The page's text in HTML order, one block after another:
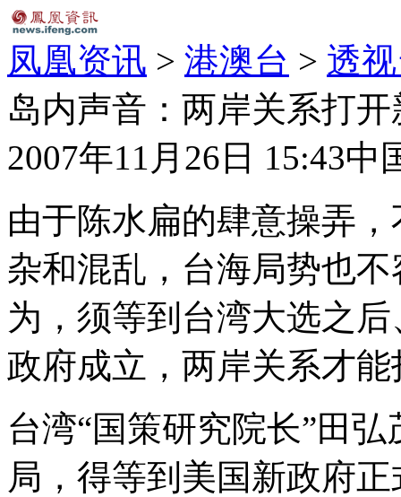
凤凰资讯 > 港澳台 > 透
岛内声音：两岸关系打
2007年11月26日 15:43中
由于陈水扁的肆意操弄
杂和混乱，台海局势也
为，须等到台湾大选之
政府成立，两岸关系才
台湾“国策研究院长”田
局，得等到美国新政府